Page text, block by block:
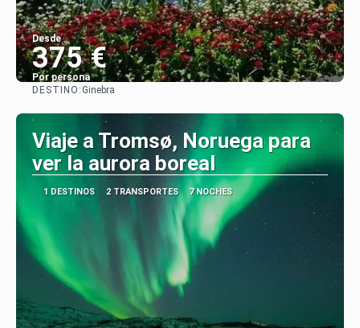
Desde
375 €
Por persona
DESTINO: Ginebra
Viaje a Tromsø, Noruega para
ver la aurora boreal
1 DESTINOS 2 TRANSPORTES 7 NOCHES